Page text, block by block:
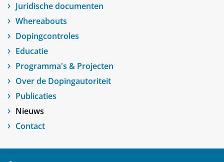
Juridische documenten
Whereabouts
Dopingcontroles
Educatie
Programma's & Projecten
Over de Dopingautoriteit
Publicaties
Nieuws
Contact